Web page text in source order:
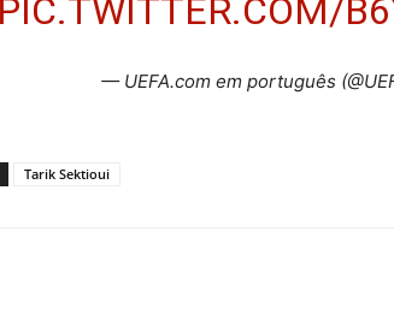
PIC.TWITTER.COM/
— UEFA.com em português
Tarik Sektioui